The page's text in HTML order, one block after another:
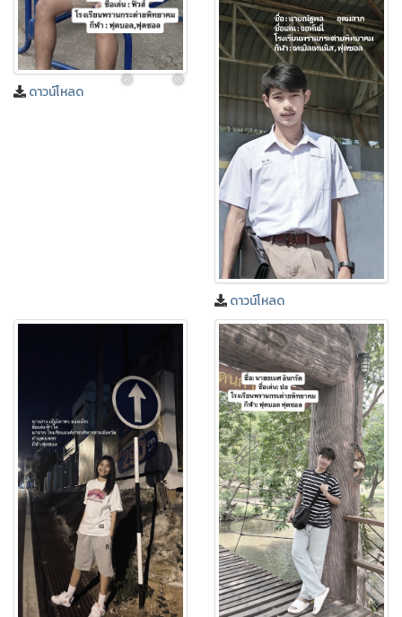
ดาวน์โหลด
ดาวน์โหลด